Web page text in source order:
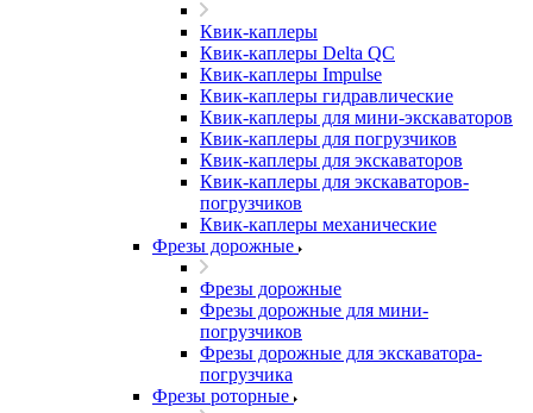
Квик-каплеры
Квик-каплеры Delta QC
Квик-каплеры Impulse
Квик-каплеры гидравлические
Квик-каплеры для мини-экскаваторов
Квик-каплеры для погрузчиков
Квик-каплеры для экскаваторов
Квик-каплеры для экскаваторов-
погрузчиков
Квик-каплеры механические
Фрезы дорожные
Фрезы дорожные
Фрезы дорожные для мини-
погрузчиков
Фрезы дорожные для экскаватора-
погрузчика
Фрезы роторные